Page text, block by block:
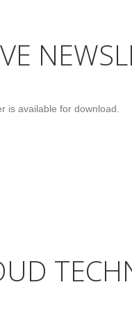
is available for download.